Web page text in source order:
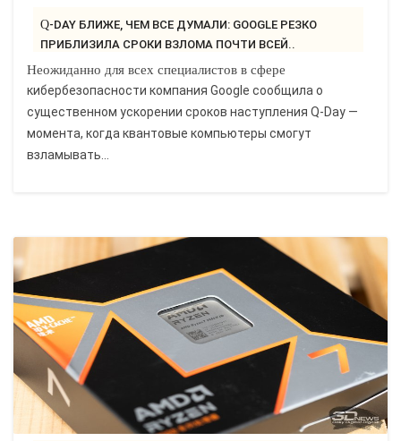
Q-DAY БЛИЖЕ, ЧЕМ ВСЕ ДУМАЛИ: GOOGLE РЕЗКО
ПРИБЛИЗИЛА СРОКИ ВЗЛОМА ПОЧТИ ВСЕЙ..
Неожиданно для всех специалистов в сфере
кибербезопасности компания Google сообщила о
существенном ускорении сроков наступления Q-Day —
момента, когда квантовые компьютеры смогут
взламывать...